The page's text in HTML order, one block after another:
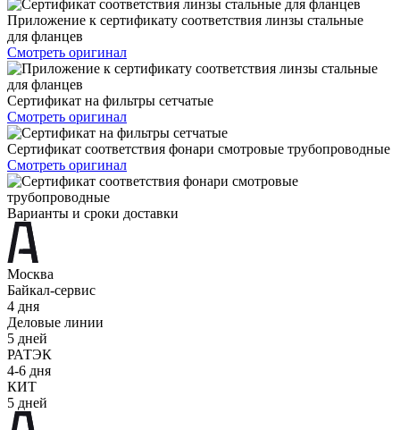
Приложение к сертификату соответствия линзы стальные
для фланцев
Смотреть оригинал
Сертификат на фильтры сетчатые
Смотреть оригинал
Сертификат соответствия фонари смотровые трубопроводные
Смотреть оригинал
Варианты и сроки доставки
Москва
Байкал-сервис
4 дня
Деловые линии
5 дней
РАТЭК
4-6 дня
КИТ
5 дней